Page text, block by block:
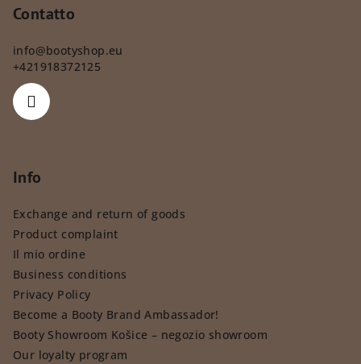
Contatto
info@bootyshop.eu
+421918372125
Info
Exchange and return of goods
Product complaint
Il mio ordine
Business conditions
Privacy Policy
Become a Booty Brand Ambassador!
Booty Showroom Košice – negozio showroom
Our loyalty program